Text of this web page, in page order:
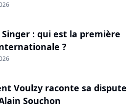
Singer : qui est la première
?
Voulzy raconte sa dispute
Souchon